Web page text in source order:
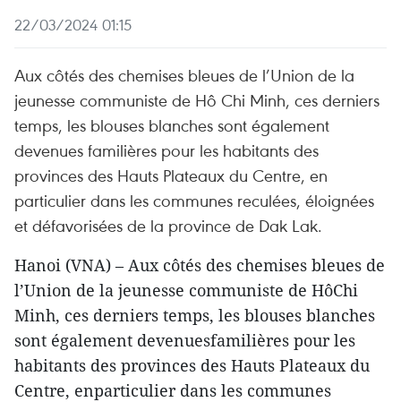
22/03/2024 01:15
Aux côtés des chemises bleues de l’Union de la
jeunesse communiste de Hô Chi Minh, ces derniers
temps, les blouses blanches sont également
devenues familières pour les habitants des
provinces des Hauts Plateaux du Centre, en
particulier dans les communes reculées, éloignées
et défavorisées de la province de Dak Lak.
Hanoi (VNA) – Aux côtés des chemises bleues de
l’Union de la jeunesse communiste de HôChi
Minh, ces derniers temps, les blouses blanches
sont également devenuesfamilières pour les
habitants des provinces des Hauts Plateaux du
Centre, enparticulier dans les communes